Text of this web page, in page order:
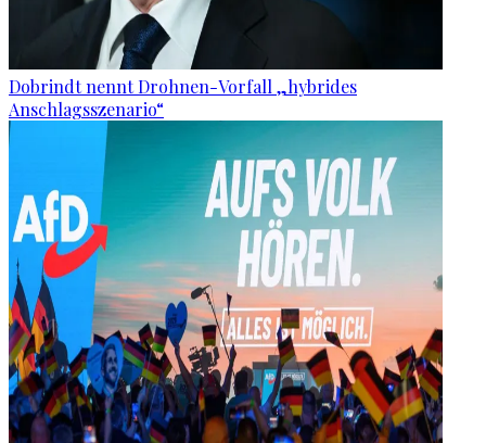
Dobrindt nennt Drohnen-Vorfall „hybrides
Anschlagsszenario“